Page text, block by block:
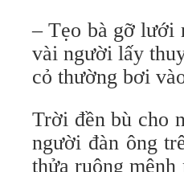
– Tẹo bà gỡ lưới
vài người lấy
cỏ thường bơi
Trời đền bù cho
người đàn ông
thửa ruộng